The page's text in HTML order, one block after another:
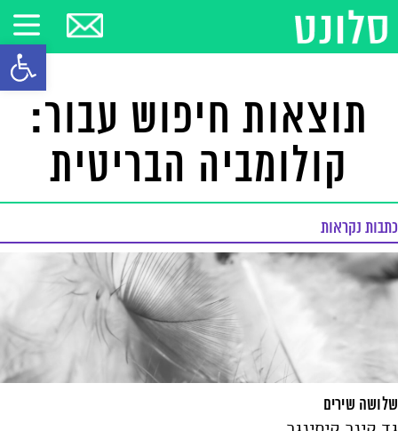
פתח
תוצאות חיפוש עבור:
קולומביה הבריטית
כתבות נקראות
שלושה שירים